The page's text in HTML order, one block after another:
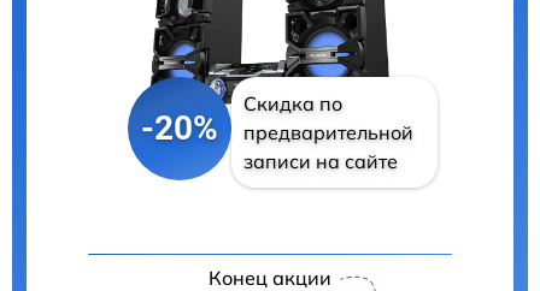
-20%
Скидка по
предварительной
записи на сайте
Конец акции